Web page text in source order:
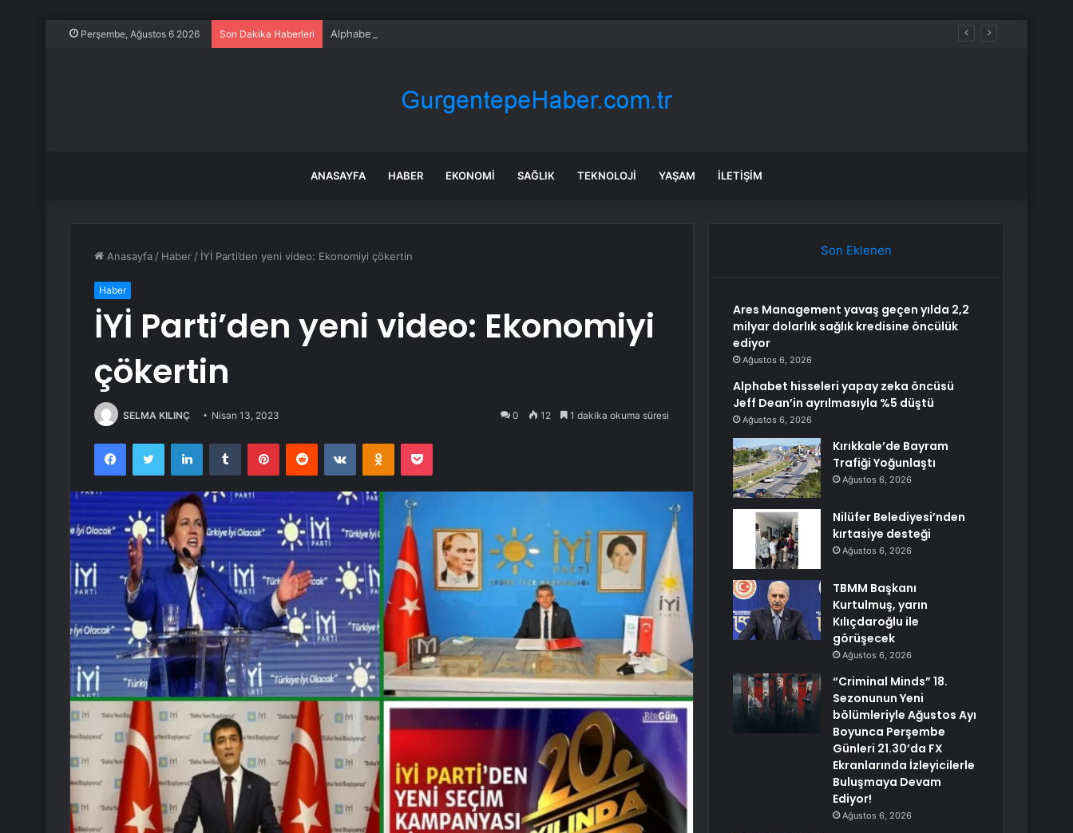
Perşembe, Ağustos 6 2026 Son Dakika Haberleri Alphabet hisseleri yapay zeka öncüsü Jeff Dean’in ayrılmasıyla %5 düştü
ANASAYFA HABER EKONOMI SAĞLIK TEKNOLOJI YAŞAM İLETIŞIM
Anasayfa / Haber / İYİ Parti’den yeni video: Ekonomiyi çökertin
Haber
İYİ Parti’den yeni video: Ekonomiyi
çökertin
SELMA KILINÇ Nisan 13, 2023 0 12 1 dakika okuma süresi
FacebookTwitter LinkedInTumblr PinterestReddit VKontakteOdnoklassniki
Pocket
Son Eklenen
Ares Management yavaş geçen yılda 2,2
milyar dolarlık sağlık kredisine öncülük
ediyor
Ağustos 6, 2026
Alphabet hisseleri yapay zeka öncüsü
Jeff Dean’in ayrılmasıyla %5 düştü
Ağustos 6, 2026
Kırıkkale’de Bayram
Trafiği Yoğunlaştı
Ağustos 6, 2026
Nilüfer Belediyesi’nden
kırtasiye desteği
Ağustos 6, 2026
TBMM Başkanı
Kurtulmuş, yarın
Kılıçdaroğlu ile
görüşecek
Ağustos 6, 2026
“Criminal Minds” 18.
Sezonunun Yeni
bölümleriyle Ağustos Ayı
Boyunca Perşembe
Günleri 21.30’da FX
Ekranlarında İzleyicilerle
Buluşmaya Devam
Ediyor!
Ağustos 6, 2026